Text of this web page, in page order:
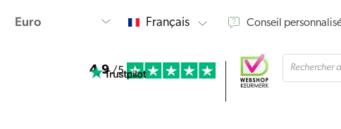
Français Conseil
4.9 /5
Recherche
de
produits